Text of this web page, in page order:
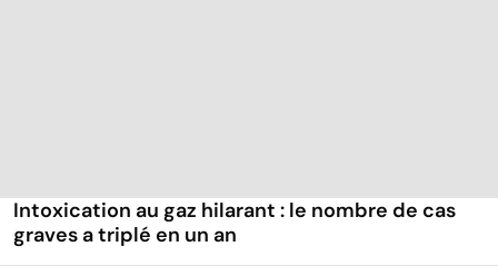
Intoxication au gaz hilarant : le nombre de cas
graves a triplé en un an